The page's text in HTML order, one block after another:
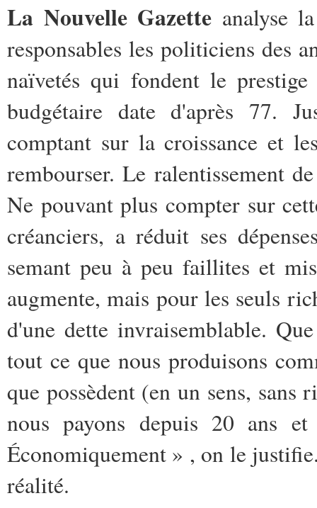
La Nouvelle Gazette analyse
responsables les politiciens des
naïvetés qui fondent le
budgétaire date d'après 77.
comptant sur la croissance et
rembourser. Le ralentissement
Ne pouvant plus compter sur
créanciers, a réduit ses
semant peu à peu faillites et
augmente, mais pour les seuls
d'une dette invraisemblable.
tout ce que nous produisons
que possèdent (en un sens,
nous payons depuis 20 ans
Économiquement » , on le
réalité.